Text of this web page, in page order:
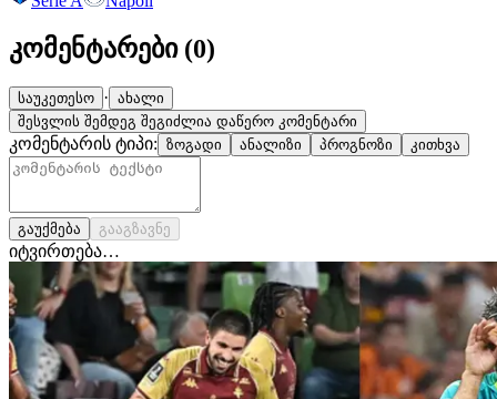
კომენტარები (0)
საუკეთესო · ახალი
შესვლის შემდეგ შეგიძლია დაწერო კომენტარი
კომენტარის ტიპი: ზოგადი ანალიზი პროგნოზი კითხვა
გაუქმება გააგზავნე
იტვირთება…